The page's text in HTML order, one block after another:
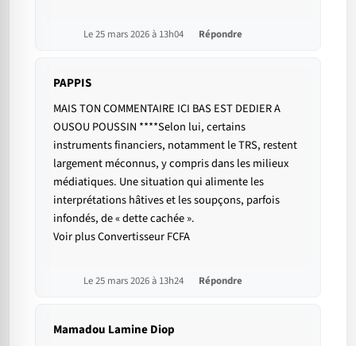
Le 25 mars 2026 à 13h04 Répondre
PAPPIS
MAIS TON COMMENTAIRE ICI BAS EST DEDIER A
OUSOU POUSSIN ****Selon lui, certains
instruments financiers, notamment le TRS, restent
largement méconnus, y compris dans les milieux
médiatiques. Une situation qui alimente les
interprétations hâtives et les soupçons, parfois
infondés, de « dette cachée ».
Voir plus Convertisseur FCFA
Le 25 mars 2026 à 13h24 Répondre
Mamadou Lamine Diop